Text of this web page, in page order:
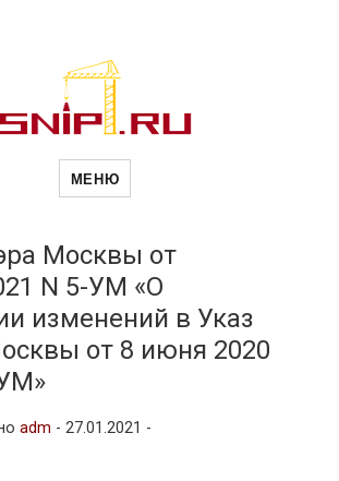
Новости
и
МЕНЮ
Москвы от
N 5-УМ «О
изменений в Указ
от 8 июня 2020
adm - 27.01.2021 -